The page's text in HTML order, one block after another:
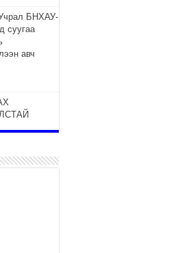
БНХАУ-
суугаа
авч
бага
замын